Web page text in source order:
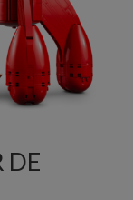
DE